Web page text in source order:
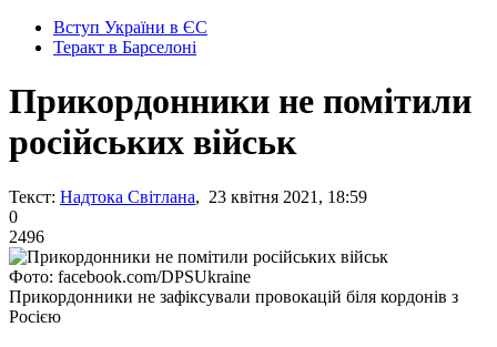
Вступ України в ЄС
Теракт в Барселоні
Прикордонники не помітили
російських військ
Текст: Надтока Світлана, 23 квітня 2021, 18:59
0
2496
Фото: facebook.com/DPSUkraine
Прикордонники не зафіксували провокацій біля кордонів з
Росією